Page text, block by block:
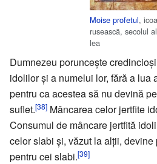
Moise profetul,
rusească, secolul
lea
Dumnezeu porunceşte
idolilor şi a numelui lor, fără a lua
pentru ca acestea să nu devină
suflet.[38] Mâncarea celor jertfite
Consumul de mâncare jertfită
celor slabi şi, văzut la alţii,
pentru cei slabi.[39]